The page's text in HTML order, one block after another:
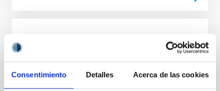
Consentimiento Detalles Acerca de las cookies
Clues to inside-out quenching in quiescent
Mg-abundance gradients from JWST-